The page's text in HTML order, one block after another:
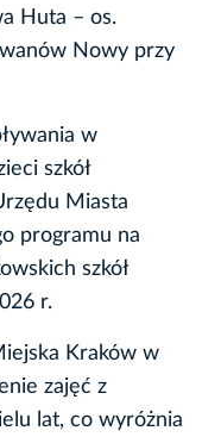
Huta – os.
Nowy przy
w
szkół
Miasta
programu na
szkół
r.
Kraków w
zajęć z
lat, co wyróżnia